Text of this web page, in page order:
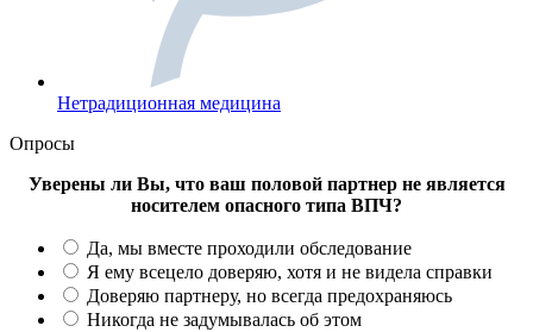
Нетрадиционная медицина
Опросы
Уверены ли Вы, что ваш половой партнер не является
носителем опасного типа ВПЧ?
Да, мы вместе проходили обследование
Я ему всецело доверяю, хотя и не видела справки
Доверяю партнеру, но всегда предохраняюсь
Никогда не задумывалась об этом